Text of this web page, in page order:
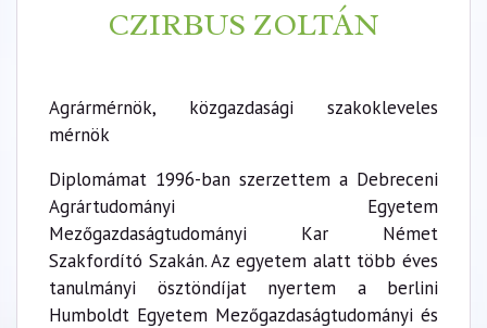
CZIRBUS ZOLTÁN
Agrármérnök, közgazdasági szakokleveles
mérnök
Diplomámat 1996-ban szerzettem a Debreceni
Agrártudományi Egyetem
Mezőgazdaságtudományi Kar Német
Szakfordító Szakán. Az egyetem alatt több éves
tanulmányi ösztöndíjat nyertem a berlini
Humboldt Egyetem Mezőgazdaságtudományi és